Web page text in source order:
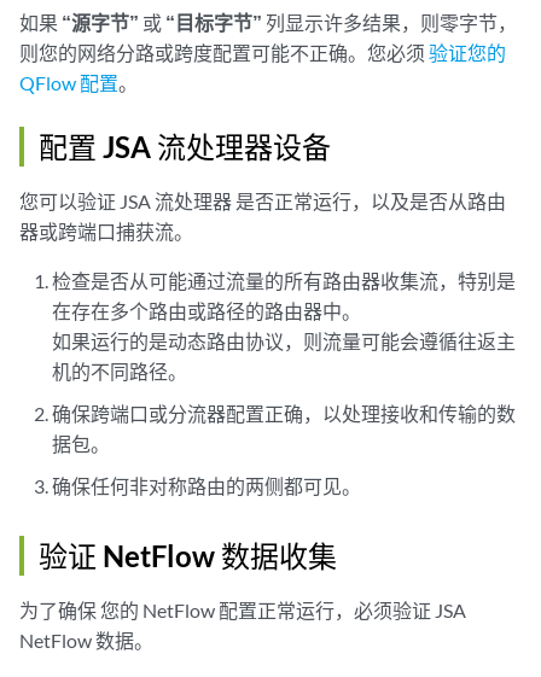
如果 “源字节” 或 “目标字节” 列显示许多结果，则零字节，
则您的网络分路或跨度配置可能不正确。您必须 验证您的
QFlow 配置。
配置 JSA 流处理器设备
您可以验证 JSA 流处理器 是否正常运行，以及是否从路由
器或跨端口捕获流。
检查是否从可能通过流量的所有路由器收集流，特别是
在存在多个路由或路径的路由器中。
如果运行的是动态路由协议，则流量可能会遵循往返主
机的不同路径。
确保跨端口或分流器配置正确，以处理接收和传输的数
据包。
确保任何非对称路由的两侧都可见。
验证 NetFlow 数据收集
为了确保您的 NetFlow 配置正常运行，必须验证 JSA
NetFlow数据。